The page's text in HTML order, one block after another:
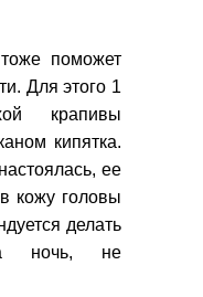
тоже поможет
Для этого 1
крапивы
кипятка.
ее
кожу головы
делать
ночь, не